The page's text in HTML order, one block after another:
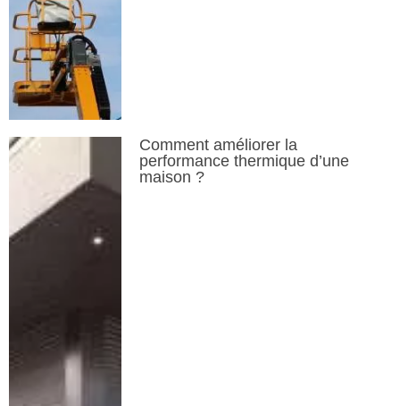
Comment améliorer la
performance thermique d’une
maison ?